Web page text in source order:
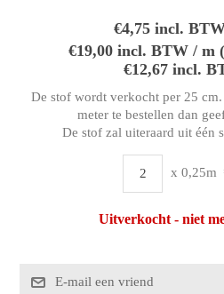
€4,75 incl.
€19,00 incl. BTW / m
€12,67 incl.
De stof wordt verkocht per 25
meter te bestellen dan
De stof zal uiteraard uit één
x 0,25m
Uitverkocht - niet